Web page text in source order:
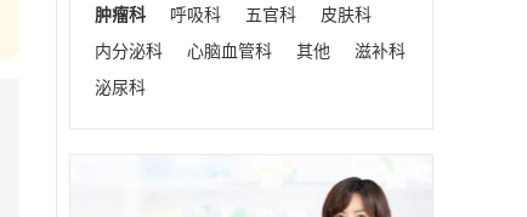
肿瘤科
呼吸科 五官科
皮肤科
内分泌科
心脑血管科 其他
滋补科
泌尿科